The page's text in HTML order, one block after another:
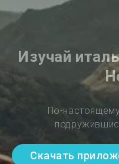
Изучай
По-
Скачать